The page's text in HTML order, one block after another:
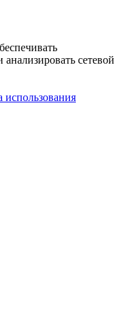
сетевой
использования